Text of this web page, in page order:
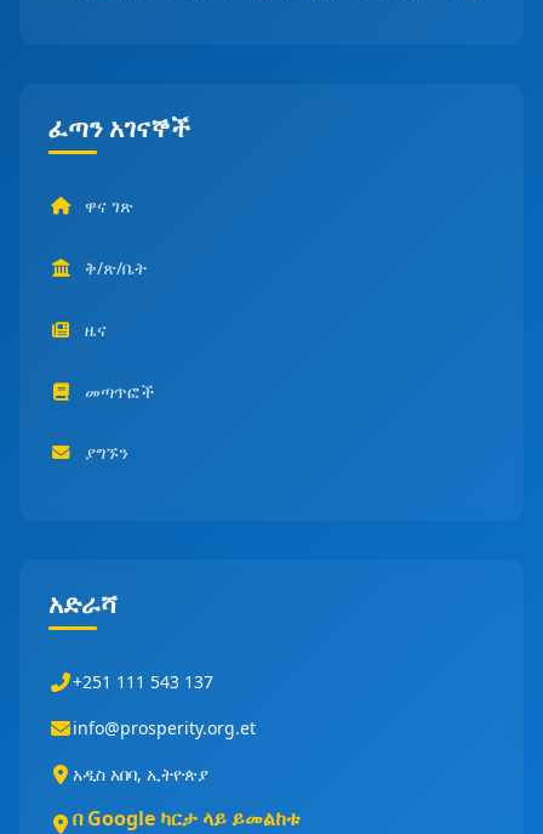
ፈጣን አገናኞች
ዋና ገጽ
ቅ/ጽ/ቤት
ዜና
መጣጥፎች
ያግኙን
አድራሻ
+251 111 543 137
info@prosperity.org.et
አዲስ አበባ, ኢትዮጵያ
በ Google ካርታ ላይ ይመልከቱ